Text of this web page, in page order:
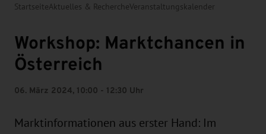
StartseiteAktuelles & RechercheVeranstaltungskalender
Workshop: Marktchancen in
Österreich
06. März 2024, 10:00 - 12:30 Uhr
Marktinformationen aus erster Hand: Im